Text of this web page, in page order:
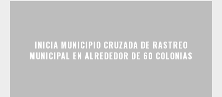
INICIA MUNICIPIO CRUZADA DE RASTREO
MUNICIPAL EN ALREDEDOR DE 60 COLONIAS